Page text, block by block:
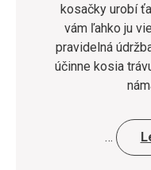
kosačky urobí
vám ľahko ju
pravidelná
účinne kosia
…